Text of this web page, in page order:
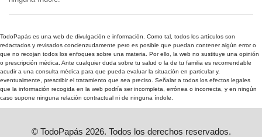
TodoPapás es una web de divulgación e información. Como tal, todos los artículos son
redactados y revisados concienzudamente pero es posible que puedan contener algún error o
que no recojan todos los enfoques sobre una materia. Por ello, la web no sustituye una opinión
o prescripción médica. Ante cualquier duda sobre tu salud o la de tu familia es recomendable
acudir a una consulta médica para que pueda evaluar la situación en particular y,
eventualmente, prescribir el tratamiento que sea preciso. Señalar a todos los efectos legales
que la información recogida en la web podría ser incompleta, errónea o incorrecta, y en ningún
caso supone ninguna relación contractual ni de ninguna índole.
© TodoPapás 2026. Todos los derechos reservados.